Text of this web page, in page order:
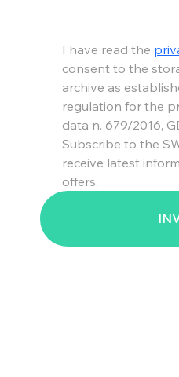
I have read the
consent to the
archive as
regulation for the
data n. 679/2016,
Subscribe to the
receive latest
offers.